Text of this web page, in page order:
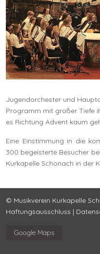
Jugendorchester und
Programm mit großer Tiefe
es Richtung Advent kaum
Eine Einstimmung in die
300 begeisterte Besucher
Kurkapelle Schonach in der
© Musikverein Kurkapelle
Haftungsausschluss |
Google Maps